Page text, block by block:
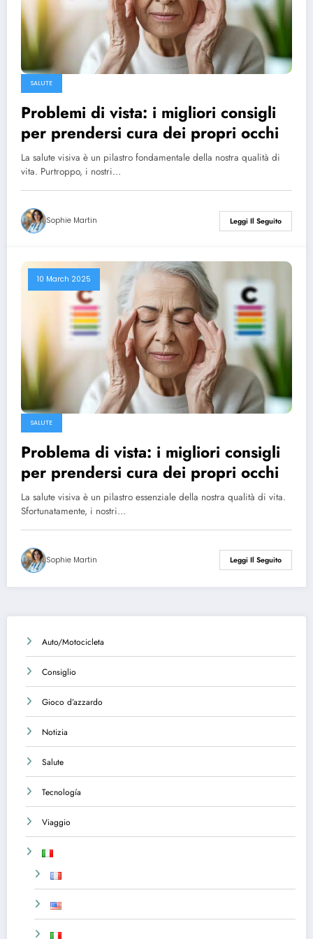
SALUTE
Problemi di vista: i migliori consigli
per prendersi cura dei propri occhi
La salute visiva è un pilastro fondamentale della nostra qualità di
vita. Purtroppo, i nostri…
Sophie Martin Leggi Il Seguito
10 March 2025
SALUTE
Problema di vista: i migliori consigli
per prendersi cura dei propri occhi
La salute visiva è un pilastro essenziale della nostra qualità di vita.
Sfortunatamente, i nostri…
Sophie Martin Leggi Il Seguito
Auto/Motocicleta
Consiglio
Gioco d’azzardo
Notizia
Salute
Tecnología
Viaggio